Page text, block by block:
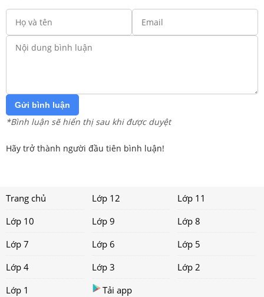
Gửi bình luận
*Bình luận sẽ hiển thị sau khi được duyệt
Hãy trở thành người đầu tiên bình luận!
Trang chủ Lớp 12
Lớp 11
Lớp 10
Lớp 9
Lớp 8
Lớp 7
Lớp 6
Lớp 5
Lớp 4
Lớp 3
Lớp 2
Lớp 1
Tải app